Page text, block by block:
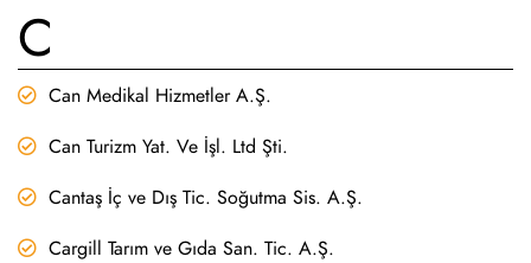
C
Can Medikal Hizmetler A.Ş.
Can Turizm Yat. Ve İşl. Ltd Şti.
Cantaş İç ve Dış Tic. Soğutma Sis. A.Ş.
Cargill Tarım ve Gıda San. Tic. A.Ş.